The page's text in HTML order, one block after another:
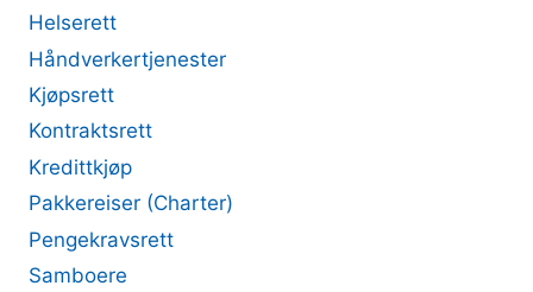
Helserett
Håndverkertjenester
Kjøpsrett
Kontraktsrett
Kredittkjøp
Pakkereiser (Charter)
Pengekravsrett
Samboere